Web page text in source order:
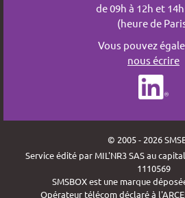
de 09h à 12h et
(heure de
Vous pouvez
nous écrire
© 2005 - 2026
Service édité par MIL'NR3 SAS au capital
1110569
SMSBOX est une marque
Opérateur télécom déclaré à